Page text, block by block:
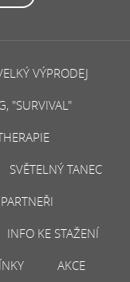
VÝPRODEJ
"SURVIVAL"
SVĚTELNÝ TANEC
PARTNEŘI
INFO KE STAŽENÍ
AKCE